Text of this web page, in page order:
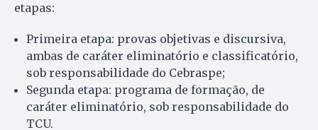
etapas:
Primeira etapa: provas objetivas e discursiva,
ambas de caráter eliminatório e classificatório,
sob responsabilidade do Cebraspe;
Segunda etapa: programa de formação, de
caráter eliminatório, sob responsabilidade do
TCU.